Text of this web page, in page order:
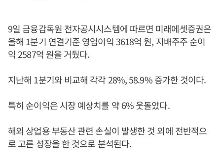
9일 금융감독원 전자공시시스템에 따르면 미래에셋증권은
올해 1분기 연결기준 영업이익 3618억 원, 지배주주 순이
익 2587억 원을 거뒀다.
지난해 1분기와 비교해 각각 28%, 58.9% 증가한 것이다.
특히 순이익은 시장 예상치를 약 6% 웃돌았다.
해외 상업용 부동산 관련 손실이 발생한 것 외에 전반적으
로 고른 성장을 한 것으로 분석된다.